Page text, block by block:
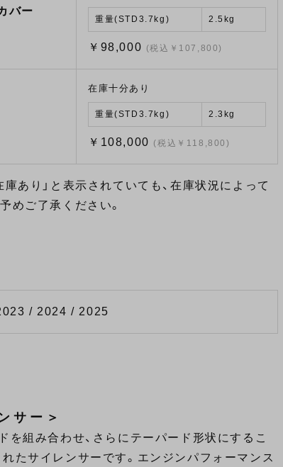
バー
重量(STD3.7kg) 2.5kg
￥98,000 (税込￥107,800)
在庫十分あり
重量(STD3.7kg) 2.3kg
￥108,000 (税込￥118,800)
あり」と表示されていても、在庫状況によって
めご了承ください。
/ 2024 / 2025
サー＞
組み合わせ、さらにテーパード形状にするこ
たサイレンサーです。エンジンパフォーマンス